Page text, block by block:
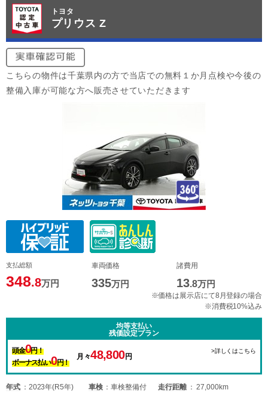
トヨタ
プリウス Z
こちらの物件は千葉県内の方で当店での無料１か月点検や今後の
整備入庫が可能な方へ販売させていただきます
支払総額
348.8万円
車両価格
335万円
諸費用
13.8万円
※価格は展示店にて8月登録の場合
※消費税10%込み
均等支払い
残価設定プラン
頭金0円！
ボーナス払い0円！
月々48,800円
>詳しくはこちら
年式 2023年(R5年) 車検 車検整備付 走行距離
27,000km